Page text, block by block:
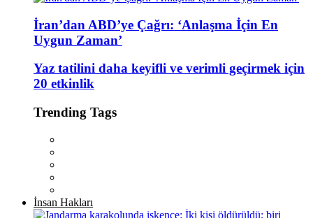
İran’dan ABD’ye Çağrı: ‘Anlaşma İçin En
Uygun Zaman’
Yaz tatilini daha keyifli ve verimli geçirmek için
20 etkinlik
Trending Tags
İnsan Hakları